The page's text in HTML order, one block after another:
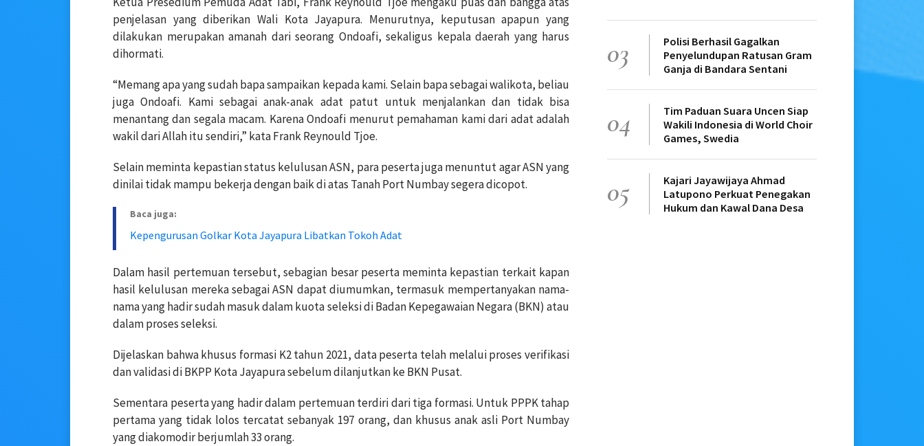
penjelasan yang diberikan Wali Kota Jayapura. Menurutnya, keputusan apapun yang
dilakukan merupakan amanah dari seorang Ondoafi, sekaligus kepala daerah yang harus
dihormati.
“Memang apa yang sudah bapa sampaikan kepada kami. Selain bapa sebagai walikota, beliau
juga Ondoafi. Kami sebagai anak-anak adat patut untuk menjalankan dan tidak bisa
menantang dan segala macam. Karena Ondoafi menurut pemahaman kami dari adat adalah
wakil dari Allah itu sendiri,” kata Frank Reynould Tjoe.
Selain meminta kepastian status kelulusan ASN, para peserta juga menuntut agar ASN yang
dinilai tidak mampu bekerja dengan baik di atas Tanah Port Numbay segera dicopot.
Baca juga:
Kepengurusan Golkar Kota Jayapura Libatkan Tokoh Adat
Dalam hasil pertemuan tersebut, sebagian besar peserta meminta kepastian terkait kapan
hasil kelulusan mereka sebagai ASN dapat diumumkan, termasuk mempertanyakan nama-
nama yang hadir sudah masuk dalam kuota seleksi di Badan Kepegawaian Negara (BKN) atau
dalam proses seleksi.
Dijelaskan bahwa khusus formasi K2 tahun 2021, data peserta telah melalui proses verifikasi
dan validasi di BKPP Kota Jayapura sebelum dilanjutkan ke BKN Pusat.
Sementara peserta yang hadir dalam pertemuan terdiri dari tiga formasi. Untuk PPPK tahap
pertama yang tidak lolos tercatat sebanyak 197 orang, dan khusus anak asli Port Numbay
yang diakomodir berjumlah 33 orang.
03
Polisi Berhasil Gagalkan
Penyelundupan Ratusan Gram
Ganja di Bandara Sentani
04
Tim Paduan Suara Uncen Siap
Wakili Indonesia di World Choir
Games, Swedia
05
Kajari Jayawijaya Ahmad
Latupono Perkuat Penegakan
Hukum dan Kawal Dana Desa